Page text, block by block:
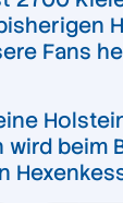
Fans
beim